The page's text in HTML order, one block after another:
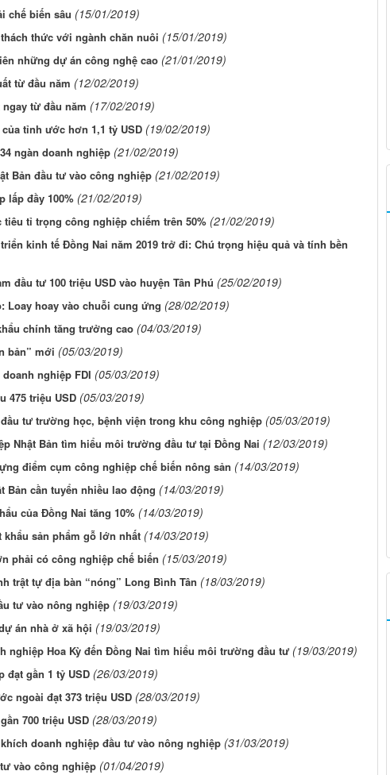
chế biến sâu (15/01/2019)
thức với ngành chăn nuôi (15/01/2019)
những dự án công nghệ cao (21/01/2019)
từ đầu năm (12/02/2019)
từ đầu năm (17/02/2019)
tỉnh ước hơn 1,1 tỷ USD (19/02/2019)
ngàn doanh nghiệp (21/02/2019)
Bản đầu tư vào công nghiệp (21/02/2019)
lấp đầy 100% (21/02/2019)
tiêu tỉ trọng công nghiệp chiếm trên 50% (21/02/2019)
kinh tế Đồng Nai năm 2019 trở đi: Chú trọng hiệu quả và tính bền
đầu tư 100 triệu USD vào huyện Tân Phú (25/02/2019)
Loay hoay vào chuỗi cung ứng (28/02/2019)
chính tăng trưởng cao (04/03/2019)
bản” mới (05/03/2019)
nghiệp FDI (05/03/2019)
475 triệu USD (05/03/2019)
tư trường học, bệnh viện trong khu công nghiệp (05/03/2019)
Nhật Bản tìm hiểu môi trường đầu tư tại Đồng Nai (12/03/2019)
điểm cụm công nghiệp chế biến nông sản (14/03/2019)
Bản cần tuyển nhiều lao động (14/03/2019)
của Đồng Nai tăng 10% (14/03/2019)
sản phẩm gỗ lớn nhất (14/03/2019)
phải có công nghiệp chế biến (15/03/2019)
trật tự địa bàn “nóng” Long Bình Tân (18/03/2019)
tư vào nông nghiệp (19/03/2019)
án nhà ở xã hội (19/03/2019)
nghiệp Hoa Kỳ đến Đồng Nai tìm hiểu môi trường đầu tư (19/03/2019)
đạt gần 1 tỷ USD (26/03/2019)
ngoài đạt 373 triệu USD (28/03/2019)
700 triệu USD (28/03/2019)
doanh nghiệp đầu tư vào nông nghiệp (31/03/2019)
vào công nghiệp (01/04/2019)